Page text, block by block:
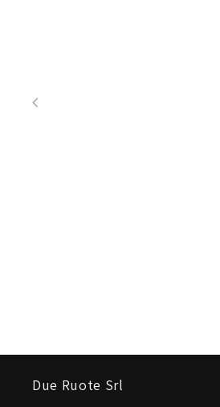
Due Ruote Srl